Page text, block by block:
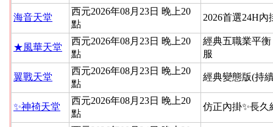
海音天堂
西元2026年08月23日 晚上20
點
2026首選24H
★風華天堂
西元2026年08月23日 晚上20
點
經典五職業平
服
翼戰天堂
西元2026年08月23日 晚上20
點
經典變態版(持
✨神䄎天堂
西元2026年08月23日 晚上20
點
仿正內掛✨長久